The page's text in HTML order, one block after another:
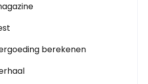
berekenen